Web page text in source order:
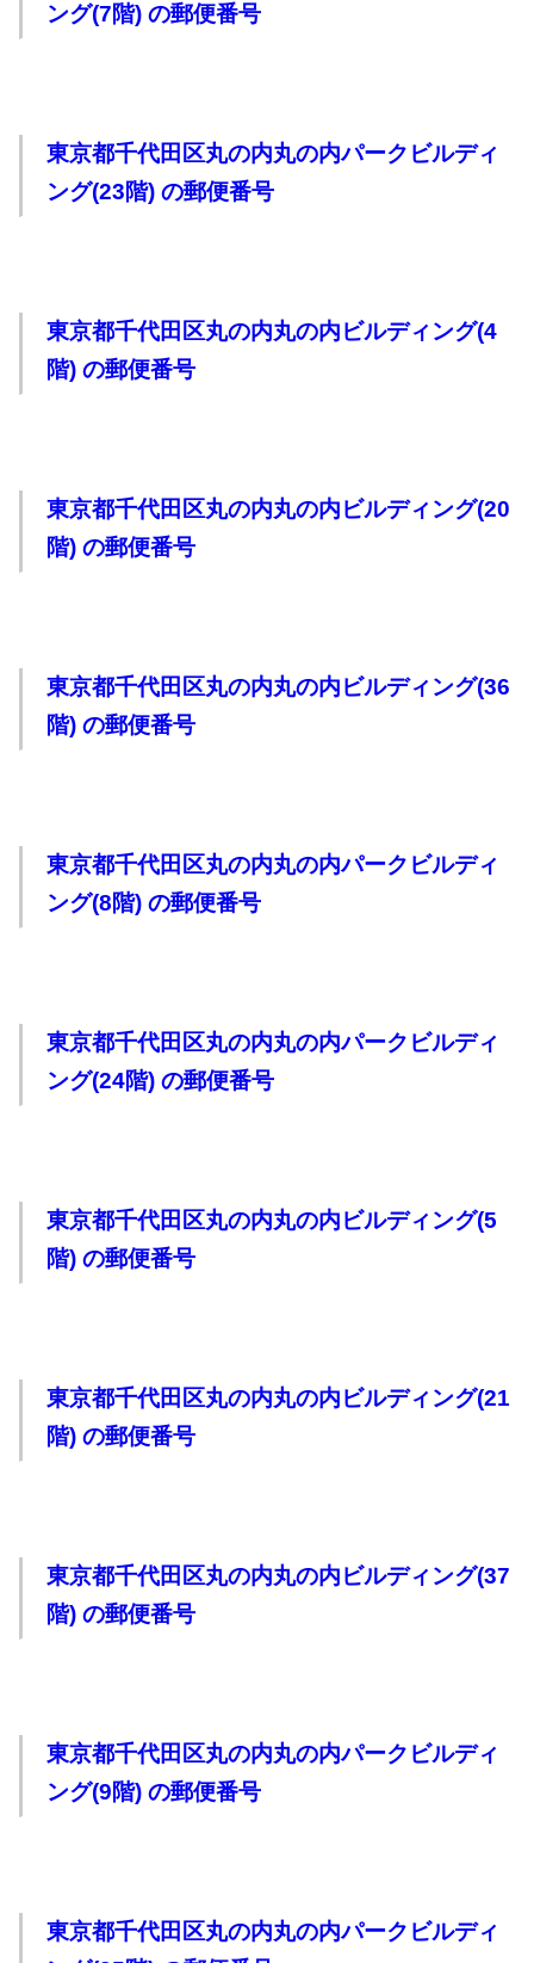
ング(7階) の郵便番号
東京都千代田区丸の内丸の内パークビルディ
ング(23階) の郵便番号
東京都千代田区丸の内丸の内ビルディング(4
階) の郵便番号
東京都千代田区丸の内丸の内ビルディング(20
階) の郵便番号
東京都千代田区丸の内丸の内ビルディング(36
階) の郵便番号
東京都千代田区丸の内丸の内パークビルディ
ング(8階) の郵便番号
東京都千代田区丸の内丸の内パークビルディ
ング(24階) の郵便番号
東京都千代田区丸の内丸の内ビルディング(5
階) の郵便番号
東京都千代田区丸の内丸の内ビルディング(21
階) の郵便番号
東京都千代田区丸の内丸の内ビルディング(37
階) の郵便番号
東京都千代田区丸の内丸の内パークビルディ
ング(9階) の郵便番号
東京都千代田区丸の内丸の内パークビルディ